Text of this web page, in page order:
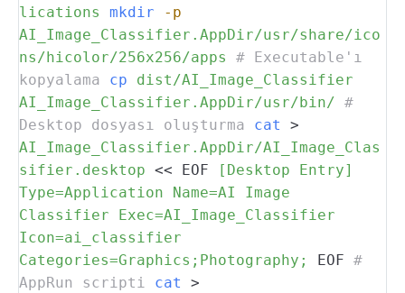
lications
mkdir
-p
AI_Image_Classifier.AppDir/usr/share/ico
ns/hicolor/256x256/apps
# Executable'ı
kopyalama
cp
dist/AI_Image_Classifier
AI_Image_Classifier.AppDir/usr/bin/ #
Desktop dosyası oluşturma
cat
>
AI_Image_Classifier.AppDir/AI_Image_Clas
sifier.desktop << EOF
[Desktop Entry]
Type=Application
Name=AI Image
Classifier
Exec=AI_Image_Classifier
Icon=ai_classifier
Categories=Graphics;Photography;
EOF #
AppRun scripti
cat
>